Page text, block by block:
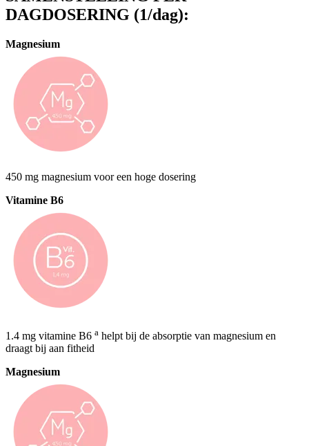
DAGDOSERING (1/dag):
Magnesium
450 mg magnesium voor een hoge dosering
Vitamine B6
1.4 mg vitamine B6 a helpt bij de absorptie van magnesium en
draagt bij aan fitheid
Magnesium